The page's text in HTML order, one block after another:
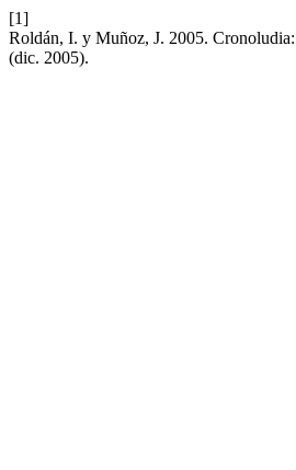
[1]
Roldán, I. y Muñoz, J. 2005.
(dic. 2005).